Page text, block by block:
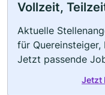
Vollzeit,
Aktuelle
für
Jetzt passende
Jetzt